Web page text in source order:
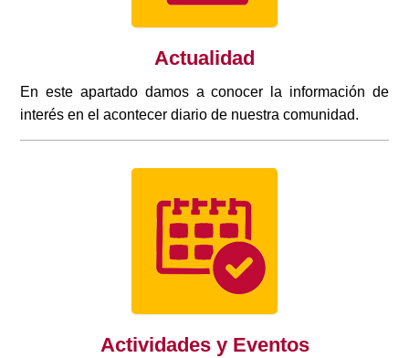
Actualidad
En este apartado damos a conocer la información de
interés en el acontecer diario de nuestra comunidad.
Actividades y Eventos